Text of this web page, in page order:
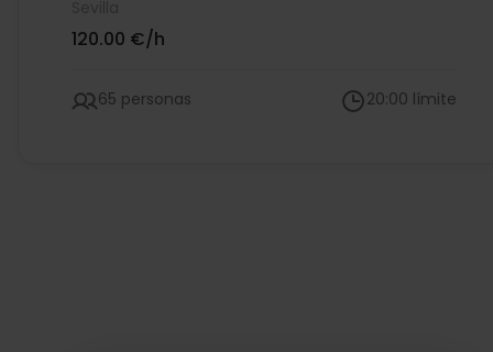
120.00 €/h
65 personas 20:00 límite